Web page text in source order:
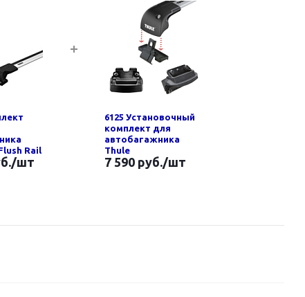
Rail
/шт
6125 Установочный
комплект для
автобагажника
Thule
7 590 руб./шт